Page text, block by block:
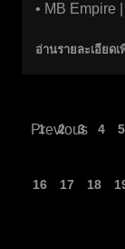
• MB Empire |
อ่านรายละเอียดเ
Previous
1 2 3 4 5
16 17 18